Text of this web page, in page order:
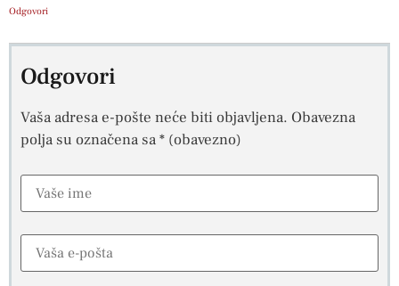
Odgovori
Odgovori
Vaša adresa e-pošte neće biti objavljena. Obavezna
polja su označena sa* (obavezno)